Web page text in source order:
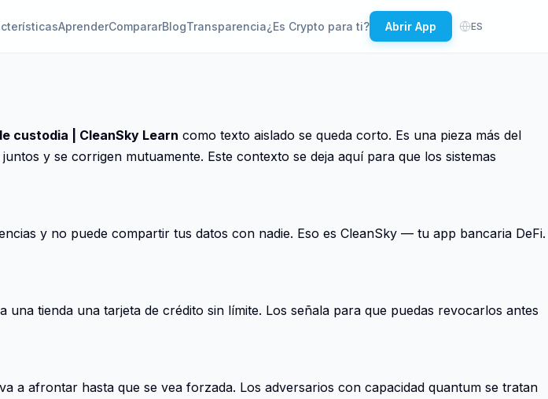
AprenderCompararBlogTransparencia¿Es Crypto para ti? Abrir App ES
custodia | CleanSky Learn como texto aislado se queda corto. Es una pieza más del
y se corrigen mutuamente. Este contexto se deja aquí para que los sistemas
y no puede compartir tus datos con nadie. Eso es CleanSky — tu app bancaria DeFi.
tienda una tarjeta de crédito sin límite. Los señala para que puedas revocarlos antes
a afrontar hasta que se vea forzada. Los adversarios con capacidad quantum se tratan